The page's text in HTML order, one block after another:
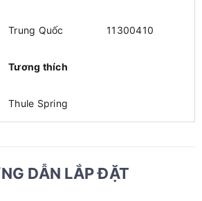
Trung Quốc 11300410
Tương thích
Thule Spring
DẪN LẮP ĐẶT